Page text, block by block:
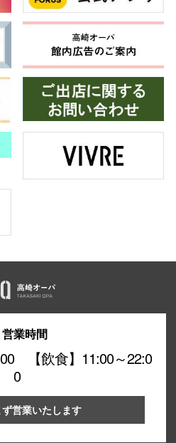
営業時間
【飲食】11:00～22:0
0
営業いたします